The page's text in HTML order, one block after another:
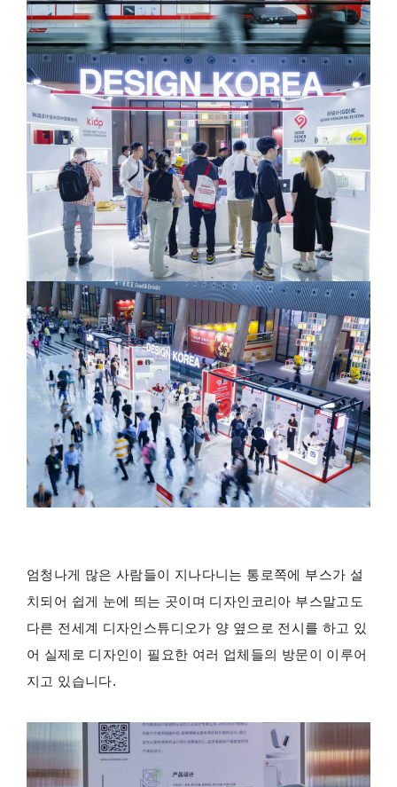
엄청나게 많은 사람들이 지나다니는 통로쪽에 부스가 설
치되어 쉽게 눈에 띄는 곳이며 디자인코리아 부스말고도
다른 전세계 디자인스튜디오가 양 옆으로 전시를 하고 있
어 실제로 디자인이 필요한 여러 업체들의 방문이 이루어
지고 있습니다.